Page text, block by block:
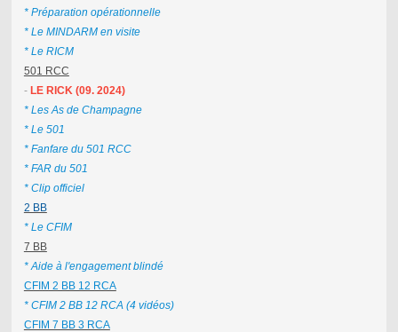
* Préparation opérationnelle
* Le MINDARM en visite
* Le RICM
501 RCC
- LE RICK (09. 2024)
* Les As de Champagne
* Le 501
* Fanfare du 501 RCC
* FAR du 501
* Clip officiel
2 BB
* Le CFIM
7 BB
* Aide à l'engagement blindé
CFIM 2 BB 12 RCA
* CFIM 2 BB 12 RCA (4 vidéos)
CFIM 7 BB 3 RCA